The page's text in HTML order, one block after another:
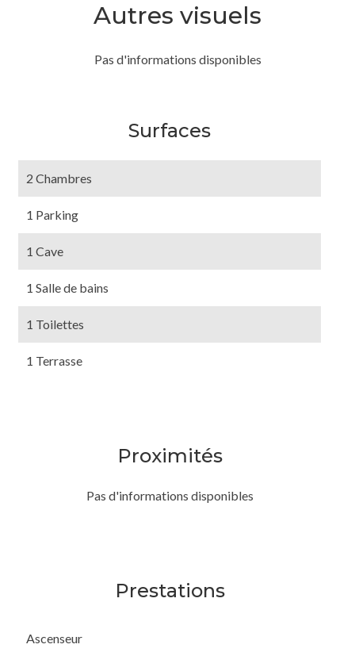
Autres visuels
Pas d'informations disponibles
Surfaces
2 Chambres
1 Parking
1 Cave
1 Salle de bains
1 Toilettes
1 Terrasse
Proximités
Pas d'informations disponibles
Prestations
Ascenseur